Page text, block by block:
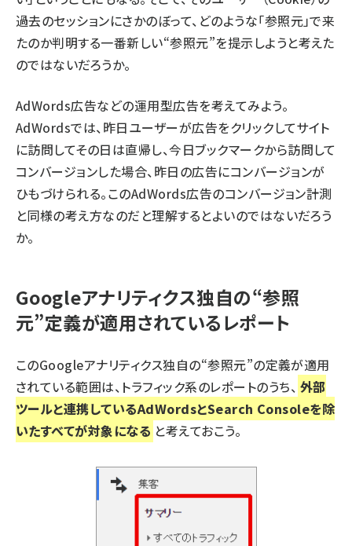
過去のセッションにさかのぼって、どのような「参照元」で来
たのか判明する一番新しい“参照元”を提示しようと考えた
のではないだろうか。
AdWords広告などの運用型広告を考えてみよう。
AdWordsでは、昨日ユーザーが広告をクリックしてサイト
に訪問してその日は直帰し、今日ブックマークから訪問して
コンバージョンした場合、昨日の広告にコンバージョンが
ひもづけられる。このAdWords広告のコンバージョン計測
と同様の考え方なのだと理解するとよいのではないだろう
か。
Googleアナリティクス独自の“参照
元”定義が適用されているレポート
このGoogleアナリティクス独自の“参照元”の定義が適用
されている範囲は、トラフィック系のレポートのうち、 外部
ツールと連携しているAdWordsとSearch Consoleを除
いたすべてが対象になる と考えておこう。